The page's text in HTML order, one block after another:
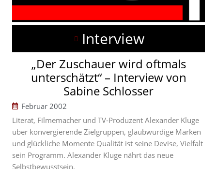
Interview
„Der Zuschauer wird oftmals
unterschätzt“ – Interview von
Sabine Schlosser
Februar 2002
Literat, Filmemacher und TV-Produzent Alexander Kluge
über konvergierende Zielgruppen, glaubwürdige Marken
und glückliche Momente Qualität ist seine Devise, Vielfalt
sein Programm. Alexander Kluge nährt das neue
Selbstbewusstsein.